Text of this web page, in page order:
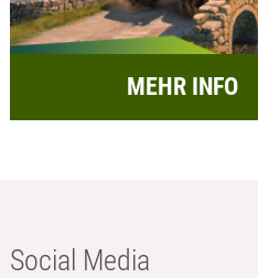
MEHR INFO
Social Media